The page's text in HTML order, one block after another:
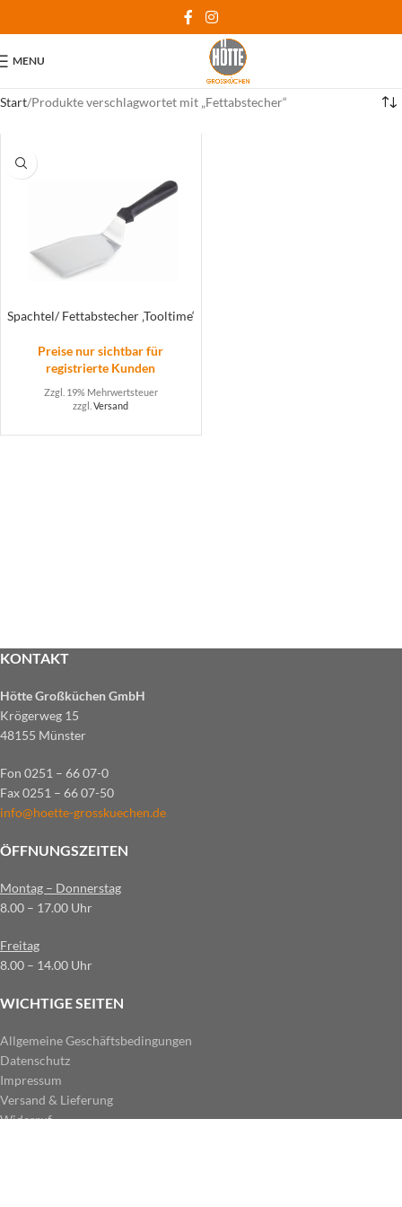
MENU
Start Produkte verschlagwortet mit „Fettabstecher“
Spachtel/ Fettabstecher ‚Tooltime‘
Preise nur sichtbar für
registrierte Kunden
Zzgl. 19% Mehrwertsteuer
zzgl.Versand
KONTAKT
Hötte Großküchen GmbH
Krögerweg 15
48155 Münster
Fon 0251 – 66 07-0
Fax 0251 – 66 07-50
info@hoette-grosskuechen.de
ÖFFNUNGSZEITEN
Montag – Donnerstag
8.00 – 17.00 Uhr
Freitag
8.00 – 14.00 Uhr
WICHTIGE SEITEN
Allgemeine Geschäftsbedingungen
Datenschutz
Impressum
Versand & Lieferung
Widerruf